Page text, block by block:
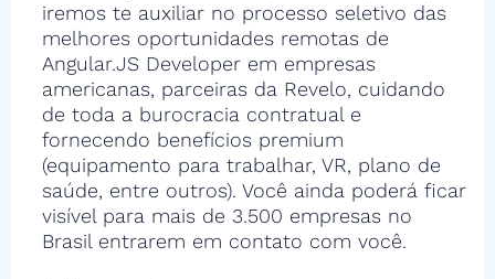
iremos te auxiliar no processo seletivo das
melhores oportunidades remotas de
Angular.JS Developer em empresas
americanas, parceiras da Revelo, cuidando
de toda a burocracia contratual e
fornecendo benefícios premium
(equipamento para trabalhar, VR, plano de
saúde, entre outros). Você ainda poderá ficar
visível para mais de 3.500 empresas no
Brasil entrarem em contato com você.